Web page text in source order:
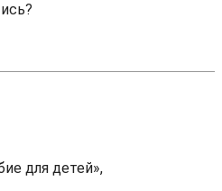
для детей»,